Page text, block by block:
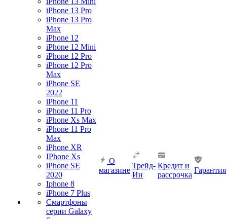
iPhone 13 Pro
iPhone 13 Pro
Max
iPhone 12
iPhone 12 Mini
iPhone 12 Pro
iPhone 12 Pro
Max
iPhone SE
2022
iPhone 11
iPhone 11 Pro
iPhone Xs Max
iPhone 11 Pro
Max
iPhone XR
IPhone Xs
iPhone SE
2020
Iphone 8
iPhone 7 Plus
Смартфоны
серии Galaxy
О
магазине
Трейд-
Ин
Кредит и
рассрочка
Гарантия